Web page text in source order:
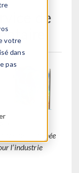
votre
dans
pas
de
juin une journée
l’industrie